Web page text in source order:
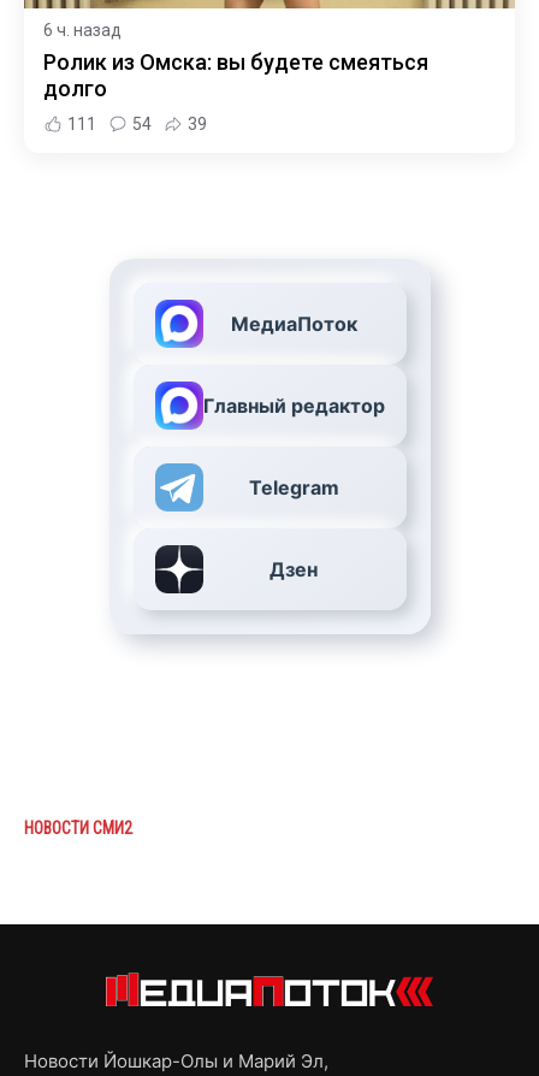
6 ч. назад
Ролик из Омска: вы будете смеяться
долго
111 54 39
МедиаПоток
Главный редактор
Telegram
Дзен
НОВОСТИ СМИ2
Новости Йошкар-Олы и Марий Эл,